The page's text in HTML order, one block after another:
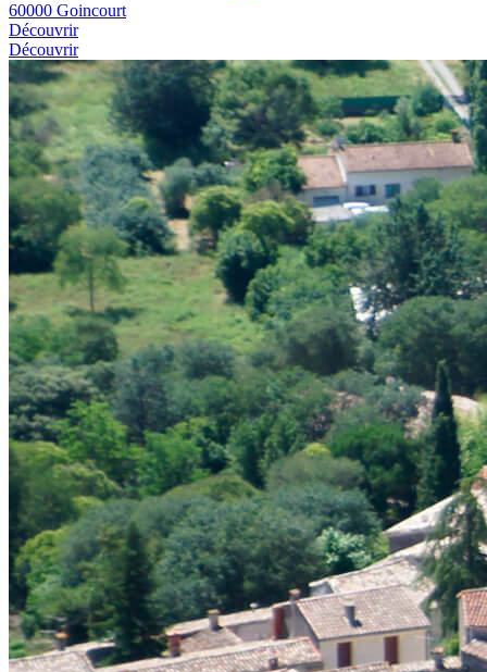
60000 Goincourt
Découvrir
Découvrir